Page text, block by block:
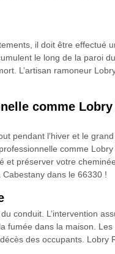
il doit être effectué
le long de la paroi
L’artisan ramoneur
comme Lobry
pendant l’hiver et le
comme
et préserver votre
dans le 66330 !
conduit. L’intervention
fumée dans la maison.
des occupants. Lobry